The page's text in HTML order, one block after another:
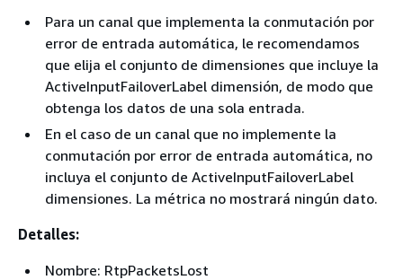
Para un canal que implementa la conmutación por
error de entrada automática, le recomendamos
que elija el conjunto de dimensiones que incluye la
ActiveInputFailoverLabel dimensión, de modo que
obtenga los datos de una sola entrada.
En el caso de un canal que no implemente la
conmutación por error de entrada automática, no
incluya el conjunto de ActiveInputFailoverLabel
dimensiones. La métrica no mostrará ningún dato.
Detalles:
Nombre: RtpPacketsLost